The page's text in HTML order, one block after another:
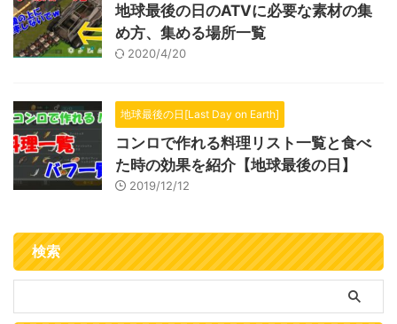
地球最後の日のATVに必要な素材の集
め方、集める場所一覧
2020/4/20
地球最後の日[Last Day on Earth]
コンロで作れる料理リスト一覧と食べ
た時の効果を紹介【地球最後の日】
2019/12/12
検索